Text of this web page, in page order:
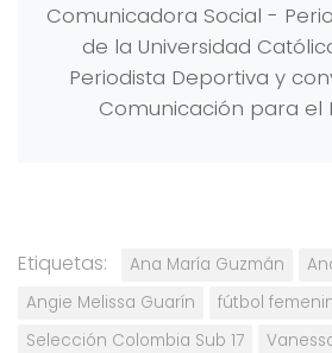
Comunicadora Social -
de la Universidad
Periodista Deportiva y
Comunicación para el
Etiquetas: Ana María Guzmán
Angie Melissa Guarín
fútbol
Selección Colombia Sub 17